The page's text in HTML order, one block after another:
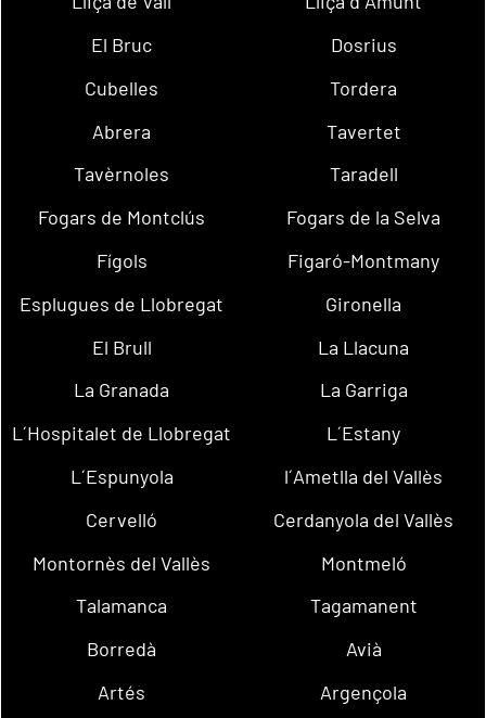
El Bruc
Dosrius
Cubelles
Tordera
Abrera
Tavertet
Tavèrnoles
Taradell
Fogars de Montclús
Fogars de la Selva
Fígols
Figaró-Montmany
Esplugues de Llobregat
Gironella
El Brull
La Llacuna
La Granada
La Garriga
L´Hospitalet de Llobregat
L´Estany
L´Espunyola
l´Ametlla del Vallès
Cervelló
Cerdanyola del Vallès
Montornès del Vallès
Montmeló
Talamanca
Tagamanent
Borredà
Avià
Artés
Argençola